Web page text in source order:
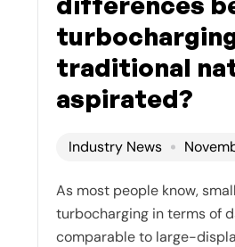
traditional
aspirated?
Industry News
As most people know,
turbocharging in terms of
comparable to large-